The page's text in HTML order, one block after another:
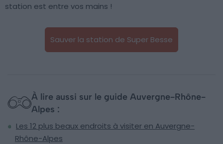
station est entre vos mains !
Sauver la station de Super Besse
À lire aussi sur le guide Auvergne-Rhône-
Alpes :
Les 12 plus beaux endroits à visiter en Auvergne-
Rhône-Alpes